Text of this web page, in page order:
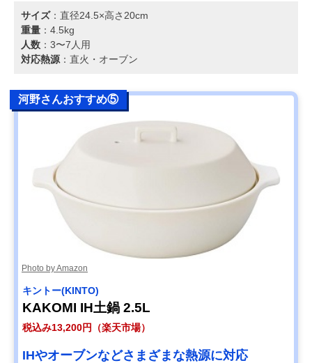
サイズ：直径24.5×高さ20cm
重量 ：4.5kg
人数 ：3〜7人用
対応熱源 ：直火・オーブン
河野さんおすすめ⑤
Photo by Amazon
キントー(KINTO)
KAKOMI IH土鍋 2.5L
税込み13,200円（楽天市場）
IHやオーブンなどさまざまな熱源に対応